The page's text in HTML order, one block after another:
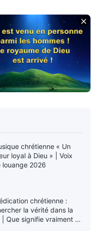
de Dieu « L'attitude que
doit avoir envers Dieu »
de Dieu « L'attitude que
doit avoir envers Dieu »
de Dieu « L'attitude que
doit avoir envers Dieu »
de Dieu « Le bon
de son devoir
une coopération
» Partie 1
de Dieu « Le bon
chrétienne « Un
loyal à Dieu » | Voix
louange 2026
chrétienne :
la vérité dans la
| Que signifie vraiment «